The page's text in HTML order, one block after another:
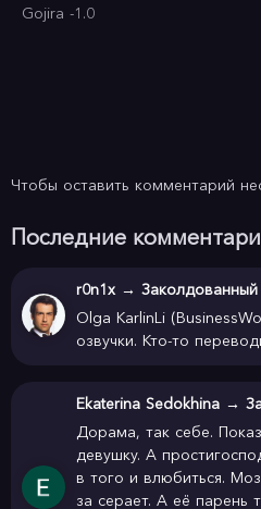
Gojira -1.0
Чтобы оставить комментарий
Последние
r0n1x →
Olga KarlinLi
озвучки. Кто-то
Ekaterina Sedokhina →
Дорама, так себе.
девушку. А
в того и влюбиться.
за серает. А её парень